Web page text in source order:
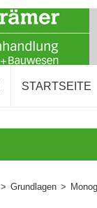
STARTSEITE
> Grundlagen >